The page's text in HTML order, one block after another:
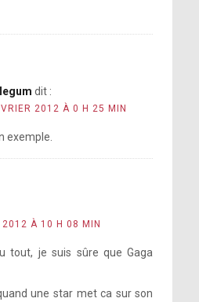
dit :
2012 À 0 H 25 MIN
exemple.
2012 À 10 H 08 MIN
tout, je suis sûre que Gaga
une star met ca sur son